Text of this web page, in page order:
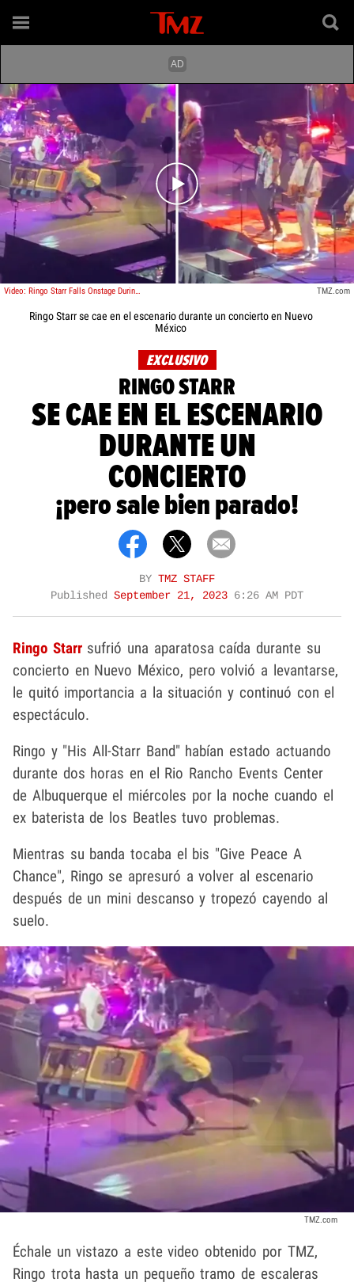
Play video content
Video: Ringo Starr Falls Onstage During New Mexico Concert TMZ.com
Ringo Starr se cae en el escenario durante un concierto en Nuevo
México
EXCLUSIVO
RINGO STARR
SE CAE EN EL ESCENARIO
DURANTE UN
CONCIERTO
¡pero sale bien parado!
BY TMZ STAFF
Published September 21, 2023 6:26 AM PDT
Ringo Starrsufrió una aparatosa caída durante su
concierto en Nuevo México, pero volvió a levantarse,
le quitó importancia a la situación y continuó con el
espectáculo.
Ringo y "His All-Starr Band" habían estado actuando
durante dos horas en el Rio Rancho Events Center
de Albuquerque el miércoles por la noche cuando el
ex baterista de los Beatles tuvo problemas.
Mientras su banda tocaba el bis "Give Peace A
Chance", Ringo se apresuró a volver al escenario
después de un mini descanso y tropezó cayendo al
suelo.
TMZ.com
Échale un vistazo a este video obtenido por TMZ,
Ringo trota hasta un pequeño tramo de escaleras